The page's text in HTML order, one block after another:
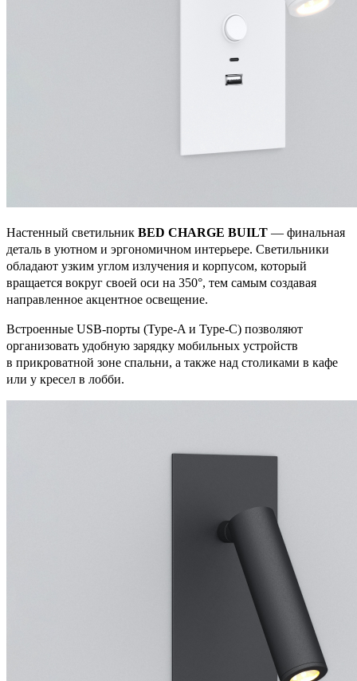
Настенный светильник BED CHARGE BUILT — финальная
деталь в уютном и эргономичном интерьере. Светильники
обладают узким углом излучения и корпусом, который
вращается вокруг своей оси на 350°, тем самым создавая
направленное акцентное освещение.
Встроенные USB-порты (Type-A и Type-C) позволяют
организовать удобную зарядку мобильных устройств
в прикроватной зоне спальни, а также над столиками в кафе
или у кресел в лобби.